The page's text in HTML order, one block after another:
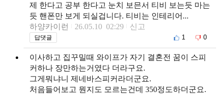
제 한다고 공부 한다고 눈치 보믄서 티비 보는듯 마는
듯 핸폰만 보게 되실겁니다. 티비는 인테리어...
하양카이런
26.05.10 02:29 신고
답댓글 1 0
이사하고 집꾸밀때 와이프가 자기 결혼전 꿈이 스피
커하나 장만하는거였다 더라구요.
그게뭐냐니 제네바스피커라더군요.
처음들어보고 뭔지도 모르는건데 350정도하더군요.